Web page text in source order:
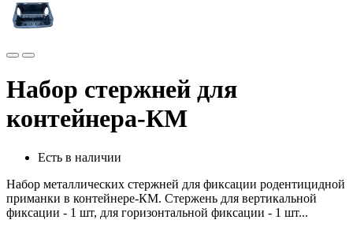
Набор стержней для
контейнера-КМ
Есть в наличии
Набор металлических стержней для фиксации родентицидной
приманки в контейнере-КМ. Стержень для вертикальной
фиксации - 1 шт, для горизонтальной фиксации - 1 шт...